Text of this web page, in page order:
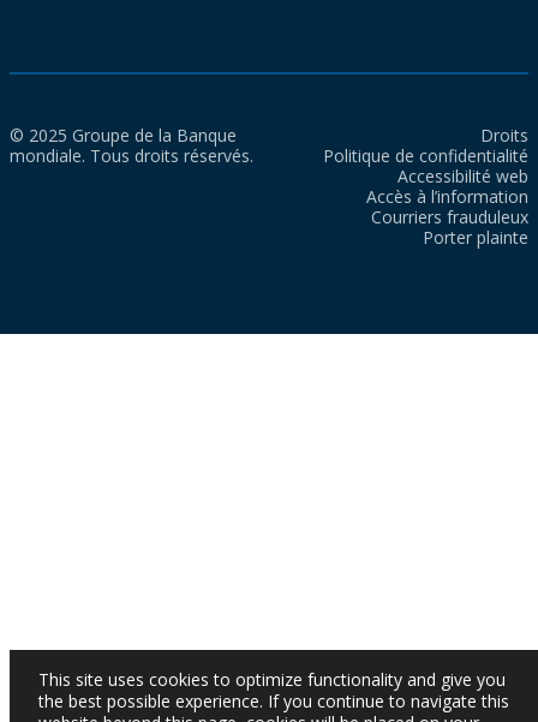
© 2025 Groupe de la Banque
mondiale. Tous droits réservés.
Droits
Politique de confidentialité
Accessibilité web
Accès à l’information
Courriers frauduleux
Porter plainte
This site uses cookies to optimize functionality and give you
the best possible experience. If you continue to navigate this